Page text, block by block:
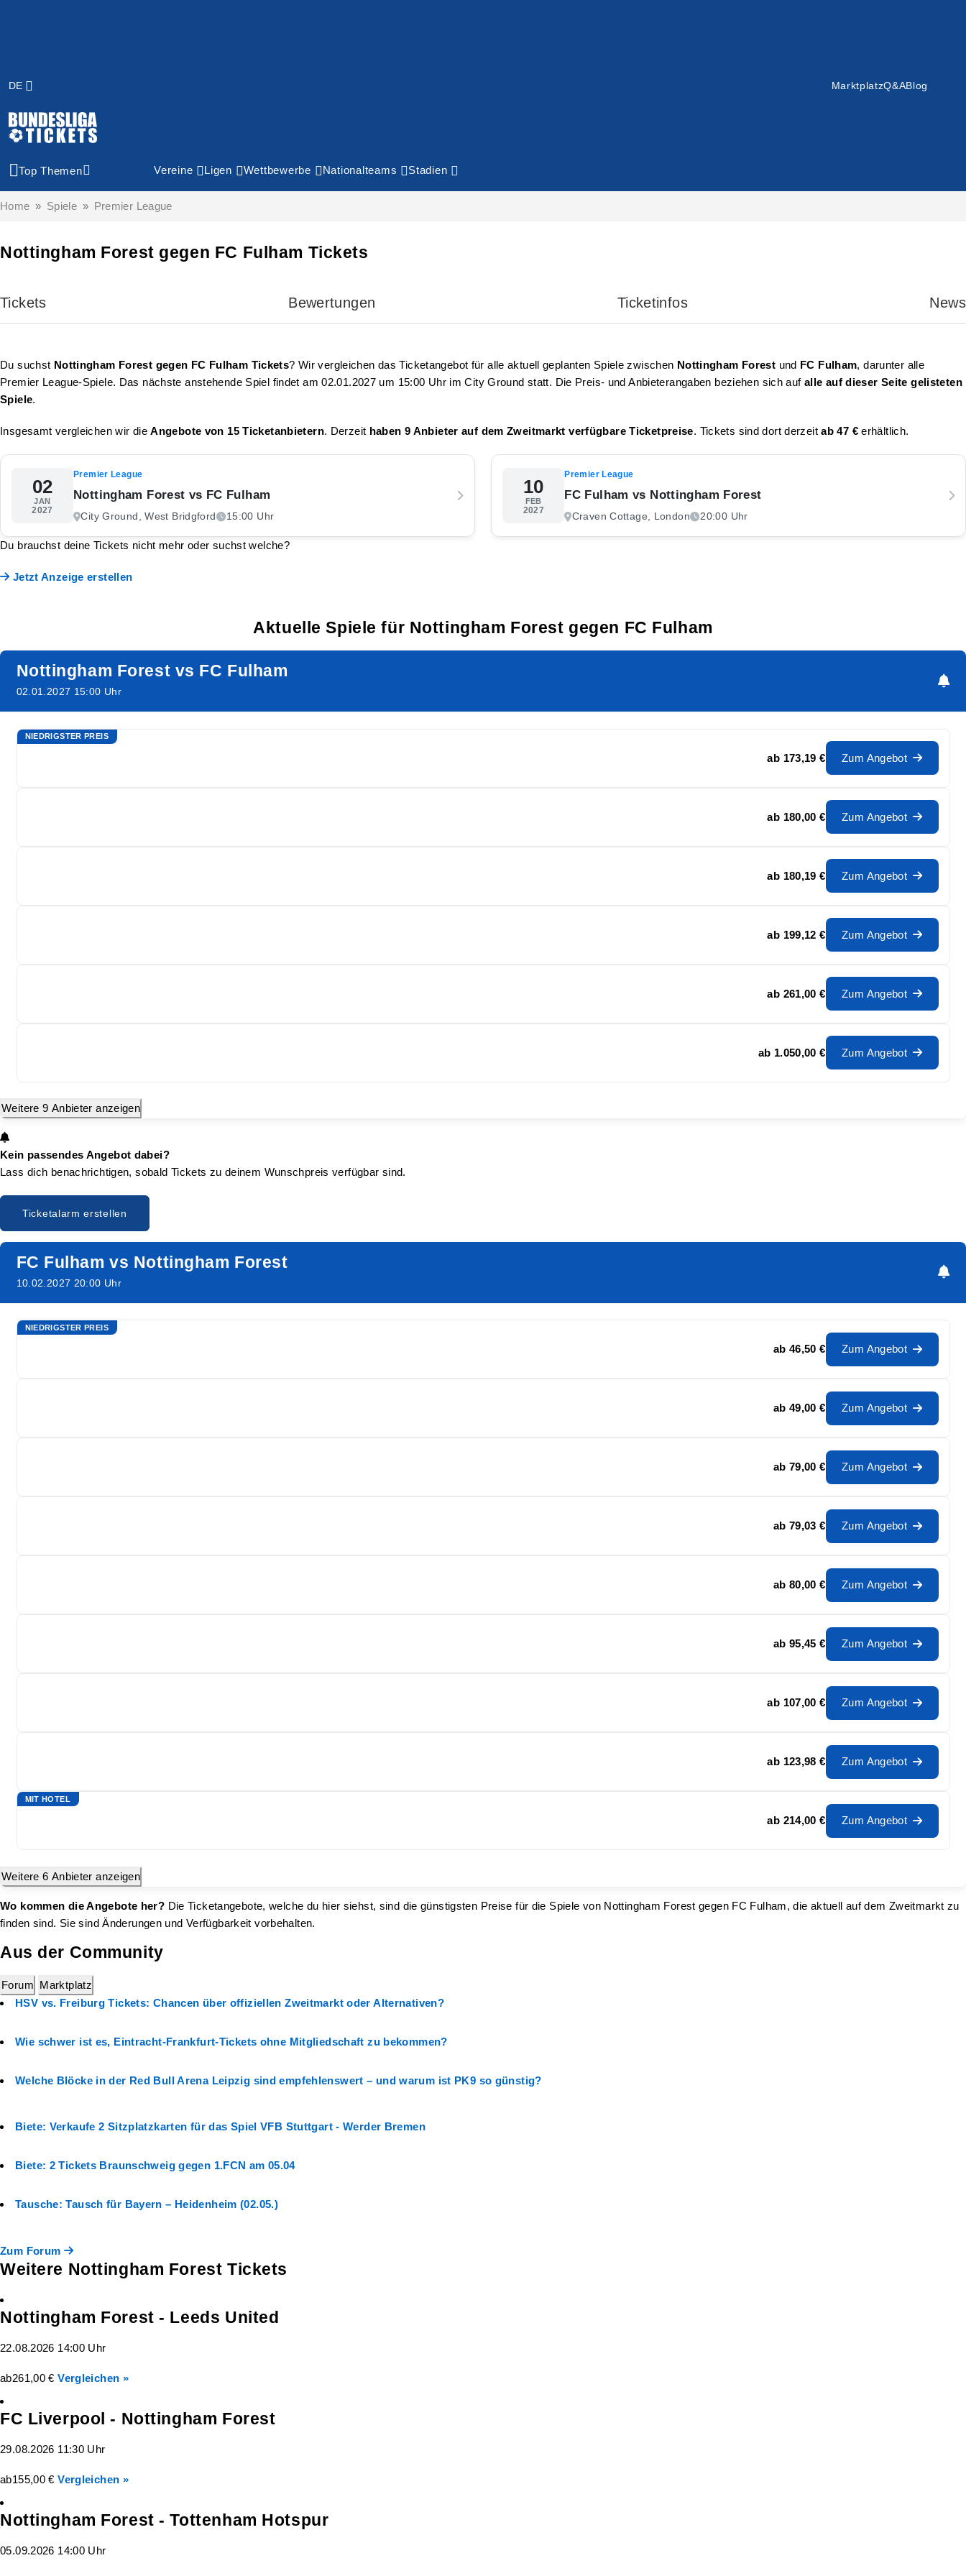
DE MarktplatzQ&ABlog
Top Themen Vereine Ligen Wettbewerbe Nationalteams Stadien
Nottingham Forest gegen FC Fulham Tickets
Home Spiele Premier League
Tickets Bewertungen Ticketinfos News
Du suchst Nottingham Forest gegen FC Fulham Tickets? Wir vergleichen das Ticketangebot für alle aktuell geplanten Spiele zwischen Nottingham Forest und FC Fulham, darunter alle
Premier League-Spiele. Das nächste anstehende Spiel findet am02.01.2027 um 15:00 Uhrim City Ground statt. Die Preis- und Anbieterangaben beziehen sich auf alle auf dieser Seite gelisteten
Spiele.
Insgesamt vergleichen wir dieAngebote von 15 Ticketanbietern. Derzeit haben 9 Anbieter auf dem Zweitmarkt verfügbare Ticketpreise. Tickets sind dort derzeitab 47 €erhältlich.
02
JAN
2027
Premier League
Nottingham Forest vs FC Fulham
City Ground, West Bridgford 15:00 Uhr
10
FEB
2027
Premier League
FC Fulham vs Nottingham Forest
Craven Cottage, London 20:00 Uhr
Du brauchst deine Tickets nicht mehr oder suchst welche?
Jetzt Anzeige erstellen
Aktuelle Spiele für Nottingham Forest gegen FC Fulham
Nottingham Forest vs FC Fulham
02.01.2027 15:00 Uhr
NIEDRIGSTER PREIS
ab 173,19 € Zum Angebot
ab 180,00 € Zum Angebot
ab 180,19 € Zum Angebot
ab 199,12 € Zum Angebot
ab 261,00 € Zum Angebot
ab 1.050,00 € Zum Angebot
Weitere 9 Anbieter anzeigen
Kein passendes Angebot dabei?
Lass dich benachrichtigen, sobald Tickets zu deinem Wunschpreis verfügbar sind.
Ticketalarm erstellen
FC Fulham vs Nottingham Forest
10.02.2027 20:00 Uhr
NIEDRIGSTER PREIS
ab 46,50 € Zum Angebot
ab 49,00 € Zum Angebot
ab 79,00 € Zum Angebot
ab 79,03 € Zum Angebot
ab 80,00 € Zum Angebot
ab 95,45 € Zum Angebot
ab 107,00 € Zum Angebot
ab 123,98 € Zum Angebot
MIT HOTEL
ab 214,00 € Zum Angebot
Weitere 6 Anbieter anzeigen
Wo kommen die Angebote her? Die Ticketangebote, welche du hier siehst, sind die günstigsten Preise für die Spiele von Nottingham Forest gegen FC Fulham, die aktuell auf dem Zweitmarkt zu
finden sind. Sie sind Änderungen und Verfügbarkeit vorbehalten.
Aus der Community
Forum Marktplatz
HSV vs. Freiburg Tickets: Chancen über offiziellen Zweitmarkt oder Alternativen?
Wie schwer ist es, Eintracht-Frankfurt-Tickets ohne Mitgliedschaft zu bekommen?
Welche Blöcke in der Red Bull Arena Leipzig sind empfehlenswert – und warum ist PK9 so günstig?
Biete: Verkaufe 2 Sitzplatzkarten für das Spiel VFB Stuttgart - Werder Bremen
Biete: 2 Tickets Braunschweig gegen 1.FCN am 05.04
Tausche: Tausch für Bayern – Heidenheim (02.05.)
Zum Forum
Weitere Nottingham Forest Tickets
Nottingham Forest - Leeds United
22.08.2026 14:00 Uhr
ab261,00 €Vergleichen »
FC Liverpool - Nottingham Forest
29.08.2026 11:30 Uhr
ab155,00 €Vergleichen »
Nottingham Forest - Tottenham Hotspur
05.09.2026 14:00 Uhr